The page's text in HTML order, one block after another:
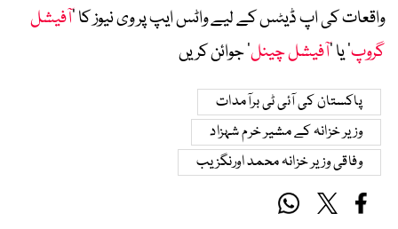
واقعات کی اپ ڈیٹس کے لیے واٹس ایپ پر وی نیوز کا ’آفیشل
گروپ‘ یا ’آفیشل چینل‘ جوائن کریں
پاکستان کی آئی ٹی برآمدات
وزیر خزانہ کے مشیر خرم شہزاد
وفاقی وزیر خزانہ محمد اورنگزیب